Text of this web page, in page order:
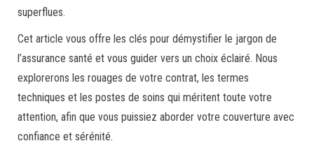
superflues.
Cet article vous offre les clés pour démystifier le jargon de
l’assurance santé et vous guider vers un choix éclairé. Nous
explorerons les rouages de votre contrat, les termes
techniques et les postes de soins qui méritent toute votre
attention, afin que vous puissiez aborder votre couverture avec
confiance et sérénité.